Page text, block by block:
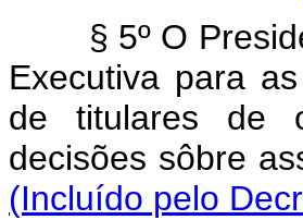
§ 5º O
Executiva para
de titulares de
decisões sôbre
(Incluído pelo